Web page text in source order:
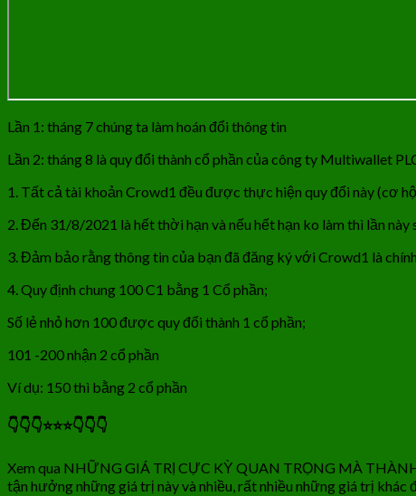
Lần 1: tháng 7 chúng ta làm hoán đổi thông tin
Lần 2: tháng 8 là quy đổi thành cổ phần của công ty Multiwallet
1. Tất cả tài khoản Crowd1 đều được thực hiện quy đổi này (cơ
2. Đến 31/8/2021 là hết thời hạn và nếu hết hạn ko làm thì lần
3. Đảm bảo rằng thông tin của bạn đã đăng ký với Crowd1 là
4. Quy định chung 100 C1 bằng 1 Cổ phần;
Số lẻ nhỏ hơn 100 được quy đổi thành 1 cổ phần;
101 -200 nhận 2 cổ phần
Ví dụ: 150 thì bằng 2 cổ phần
👇👇👇⭐️⭐️⭐️👇👇👇
Xem qua NHỮNG GIÁ TRỊ CỰC KỲ QUAN TRỌNG MÀ
tận hưởng những giá trị này và nhiều, rất nhiều những giá trị